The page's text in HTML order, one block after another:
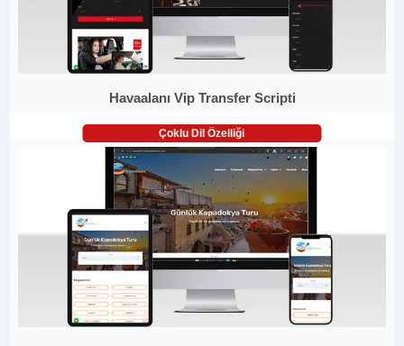
Havaalanı Vip Transfer Scripti
Çoklu Dil Özelliği